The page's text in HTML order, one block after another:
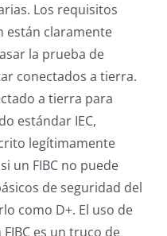
Los requisitos
están claramente
la prueba de
conectados a tierra.
a tierra para
estándar IEC,
legítimamente
un FIBC no puede
de seguridad del
como D+. El uso de
es un truco de